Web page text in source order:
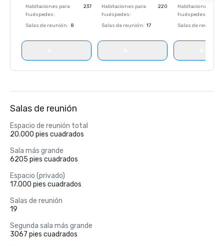
Habitaciones para
huéspedes:
237
Salas de reunión: 8
Habitaciones para
huéspedes:
220
Salas de reunión: 17
Habitaciones para
huéspedes
Salas de reunión
Salas de reunión
Espacio de reunión total
20.000 pies cuadrados
Sala más grande
6205 pies cuadrados
Espacio (privado)
17.000 pies cuadrados
Salas de reunión
19
Segunda sala más grande
3067 pies cuadrados